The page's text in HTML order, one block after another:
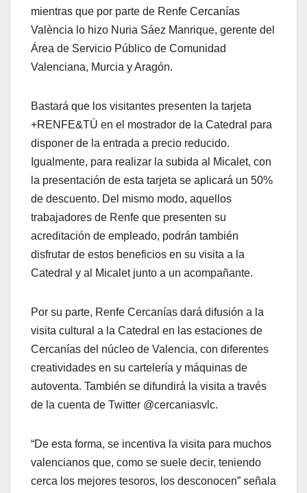
mientras que por parte de Renfe Cercanías
València lo hizo Nuria Sáez Manrique, gerente del
Área de Servicio Público de Comunidad
Valenciana, Murcia y Aragón.
Bastará que los visitantes presenten la tarjeta
+RENFE&TÚ en el mostrador de la Catedral para
disponer de la entrada a precio reducido.
Igualmente, para realizar la subida al Micalet, con
la presentación de esta tarjeta se aplicará un 50%
de descuento. Del mismo modo, aquellos
trabajadores de Renfe que presenten su
acreditación de empleado, podrán también
disfrutar de estos beneficios en su visita a la
Catedral y al Micalet junto a un acompañante.
Por su parte, Renfe Cercanías dará difusión a la
visita cultural a la Catedral en las estaciones de
Cercanías del núcleo de Valencia, con diferentes
creatividades en su cartelería y máquinas de
autoventa. También se difundirá la visita a través
de la cuenta de Twitter @cercaniasvlc.
“De esta forma, se incentiva la visita para muchos
valencianos que, como se suele decir, teniendo
cerca los mejores tesoros, los desconocen” señala